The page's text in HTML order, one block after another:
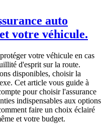
auto
votre véhicule.
votre véhicule en cas
d'esprit sur la route.
disponibles, choisir la
Cet article vous guide à
pour choisir l'assurance
indispensables aux options
faire un choix éclairé
et votre budget.